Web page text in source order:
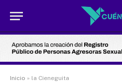
Inicio » la Cieneguita